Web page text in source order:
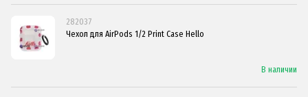
282037
Чехол для AirPods 1/2 Print Case Hello
В наличии